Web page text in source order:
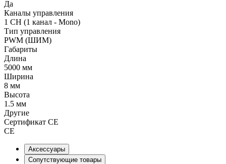
Да
Каналы управления
1 CH (1 канал - Mono)
Тип управления
PWM (ШИМ)
Габариты
Длина
5000 мм
Ширина
8 мм
Высота
1.5 мм
Другие
Сертификат CE
CE
Аксессуары
Сопутствующие товары